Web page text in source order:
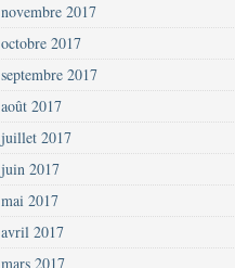
novembre 2017
octobre 2017
septembre 2017
août 2017
juillet 2017
juin 2017
mai 2017
avril 2017
mars 2017